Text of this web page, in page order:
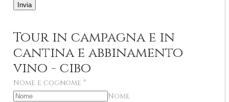
Invia
Tour in campagna e in
cantina e abbinamento
vino - cibo
Nome e cognome *
Nome